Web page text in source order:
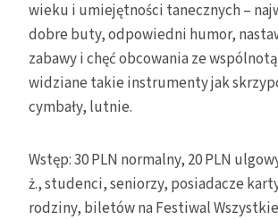
wieku i umiejętności tanecznych –
dobre buty, odpowiedni humor,
zabawy i chęć obcowania ze
widziane takie instrumenty jak
cymbały, lutnie.
Wstęp: 30 PLN normalny, 20 PLN
ż., studenci, seniorzy, posiadacze
rodziny, biletów na Festiwal